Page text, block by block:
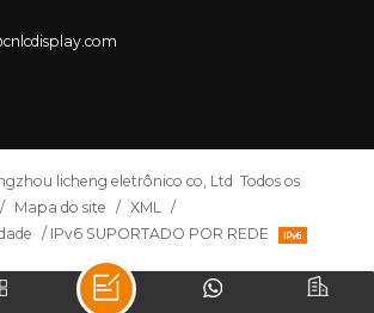
licheng eletrônico co, Ltd Todos os
Mapa do site / XML
/
/ IPv6 SUPORTADO POR REDE